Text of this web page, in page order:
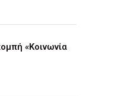
«Κοινωνία